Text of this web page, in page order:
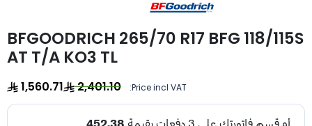
BFGOODRICH 265/70 R17 BFG 118/115S
AT T/A KO3 TL
Price incl VAT:
2,401.10
1,560.71